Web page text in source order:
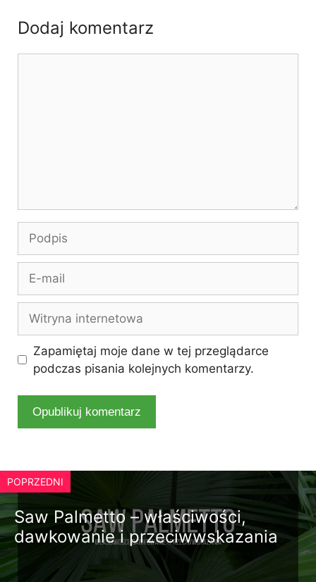
Dodaj komentarz
mail
internetowa
Zapamiętaj moje dane w tej przeglądarce
podczas pisania kolejnych komentarzy.
POPRZEDNI
Saw Palmetto – właściwości,
dawkowanie i przeciwwskazania